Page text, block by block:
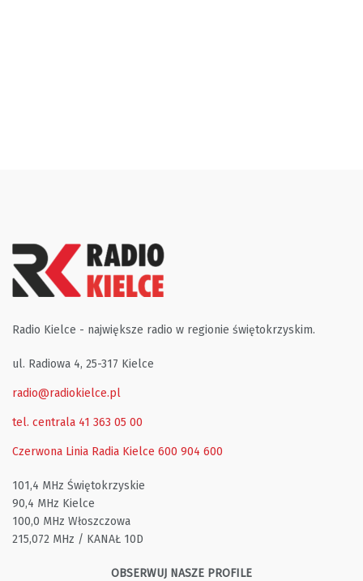
Radio Kielce - największe radio w regionie świętokrzyskim.
ul. Radiowa 4, 25-317 Kielce
radio@radiokielce.pl
tel. centrala 41 363 05 00
Czerwona Linia Radia Kielce 600 904 600
101,4 MHz Świętokrzyskie
90,4 MHz Kielce
100,0 MHz Włoszczowa
215,072 MHz / KANAŁ 10D
OBSERWUJ NASZE PROFILE